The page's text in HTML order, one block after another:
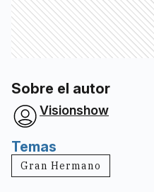
Sobre el autor
Visionshow
Temas
Gran Hermano